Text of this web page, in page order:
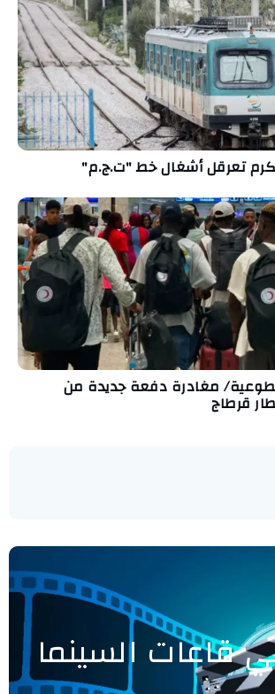
تعرقل أشغال خط "ت.ج.م"
مغادرة دفعة جديدة من
قرطاج
قاعات السينما